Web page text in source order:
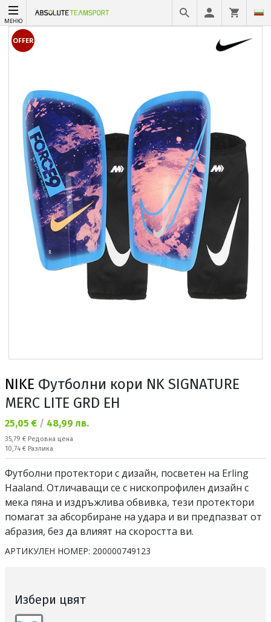
МЕНЮ
OFFER
NIKE Футболни кори NK SIGNATURE
MERC LITE GRD EH
Текуща цена:
25,05 € / 48,99 лв.
Редовна цена:
35,79 € Редовна цена
Спестявате:
10,74 € Разлика
Футболни протектори с дизайн, посветен на Erling
Haaland. Отличаващи се с нископрофилен дизайн с
мека пяна и издръжлива обвивка, тези протектори
помагат за абсорбиране на удара и ви предпазват от
абразия, без да влияят на скоростта ви.
АРТИКУЛЕН НОМЕР: 200000749123
Избери цвят